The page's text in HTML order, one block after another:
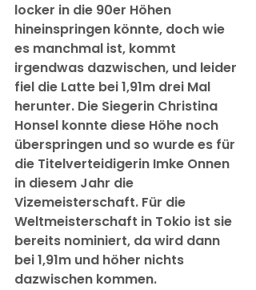
locker in die 90er Höhen
hineinspringen könnte, doch wie
es manchmal ist, kommt
irgendwas dazwischen, und leider
fiel die Latte bei 1,91m drei Mal
herunter. Die Siegerin Christina
Honsel konnte diese Höhe noch
überspringen und so wurde es für
die Titelverteidigerin Imke Onnen
in diesem Jahr die
Vizemeisterschaft. Für die
Weltmeisterschaft in Tokio ist sie
bereits nominiert, da wird dann
bei 1,91m und höher nichts
dazwischen kommen.